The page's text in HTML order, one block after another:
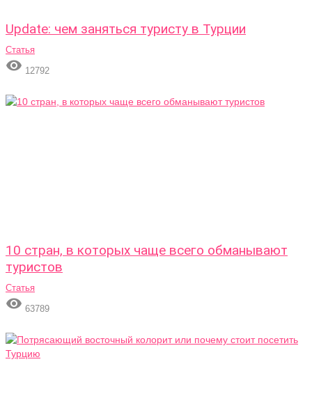
Update: чем заняться туристу в Турции
Статья
 12792
10 стран, в которых чаще всего обманывают
туристов
Статья
 63789